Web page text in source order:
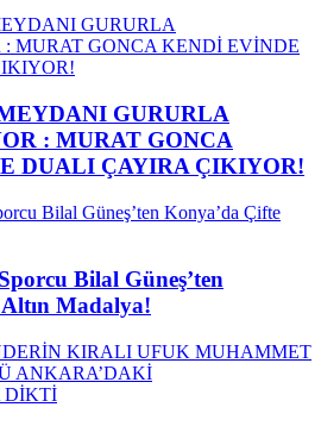
GURURLA
: MURAT GONCA
DUALI ÇAYIRA ÇIKIYOR!
Bilal Güneş’ten
Madalya!